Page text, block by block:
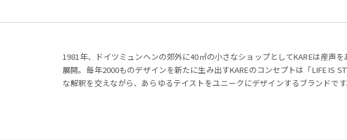
1981年、ドイツミュンヘンの郊外に40㎡の小さなショップとしてKAREは産声
展開。毎年2000ものデザインを新たに生み出すKAREのコンセプトは「LIFE IS
な解釈を交えながら、あらゆるテイストをユニークにデザインするブランドです